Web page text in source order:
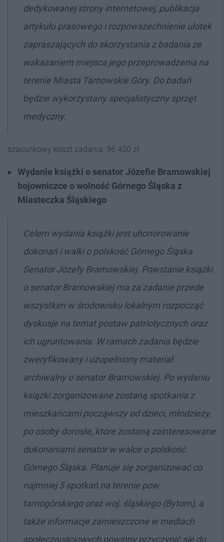
dedykowanej strony internetowej, publikacja
artykułu prasowego i rozpowszechnienie ulotek
zapraszających do skorzystania z badania ze
wskazaniem miejsca jego przeprowadzenia na
terenie Miasta Tarnowskie Góry. Do badań
będzie wykorzystany specjalistyczny sprzęt
medyczny.
szacunkowy koszt zadania: 96 430 zł
Wydanie książki o senator Józefie Bramowskiej
bojowniczce o wolność Górnego Śląska z
Miasteczka Śląskiego
Celem wydania książki jest uhonorowanie
dokonań i walki o polskość Górnego Śląska
Senator Józefy Bramowskiej. Powstanie książki
o senator Bramowskiej ma za zadanie przede
wszystkim w środowisku lokalnym rozpocząć
dyskusje na temat postaw patriotycznych oraz
ich ugruntowania. W ramach zadania będzie
zweryfikowany i uzupełniony materiał
archiwalny o senator Bramowskiej. Po wydaniu
książki zorganizowane zostaną spotkania z
mieszkańcami począwszy od dzieci, młodzieży,
po osoby dorosłe, które zostaną zainteresowane
dokonaniami senator w walce o polskość
Górnego Śląska. Planuje się zorganizować co
najmniej 5 spotkań na terenie pow.
tarnogórskiego oraz woj. śląskiego (Bytom), a
także informacje zamieszczone w mediach
społecznościowych powinny przyczynić się do